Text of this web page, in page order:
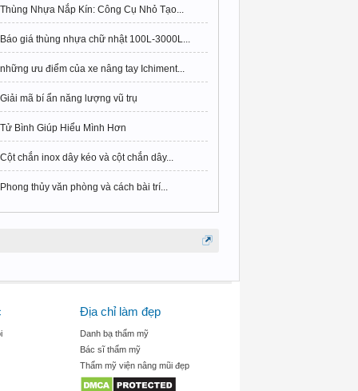
Thùng Nhựa Nắp Kín: Công Cụ Nhỏ Tạo...
Báo giá thùng nhựa chữ nhật 100L-3000L...
những ưu điểm của xe nâng tay Ichiment...
Giải mã bí ẩn năng lượng vũ trụ
Tử Bình Giúp Hiểu Mình Hơn
Cột chắn inox dây kéo và cột chắn dây...
Phong thủy văn phòng và cách bài trí...
Địa chỉ làm đẹp
Danh bạ thẩm mỹ
Bác sĩ thẩm mỹ
Thẩm mỹ viện nâng mũi đẹp